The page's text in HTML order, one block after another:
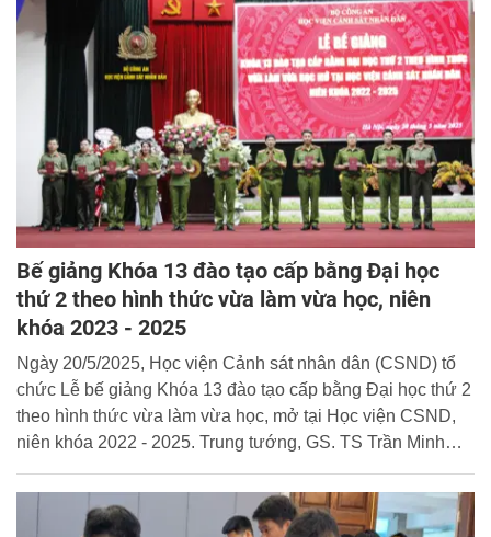
Bế giảng Khóa 13 đào tạo cấp bằng Đại học
thứ 2 theo hình thức vừa làm vừa học, niên
khóa 2023 - 2025
Ngày 20/5/2025, Học viện Cảnh sát nhân dân (CSND) tổ
chức Lễ bế giảng Khóa 13 đào tạo cấp bằng Đại học thứ 2
theo hình thức vừa làm vừa học, mở tại Học viện CSND,
niên khóa 2022 - 2025. Trung tướng, GS. TS Trần Minh